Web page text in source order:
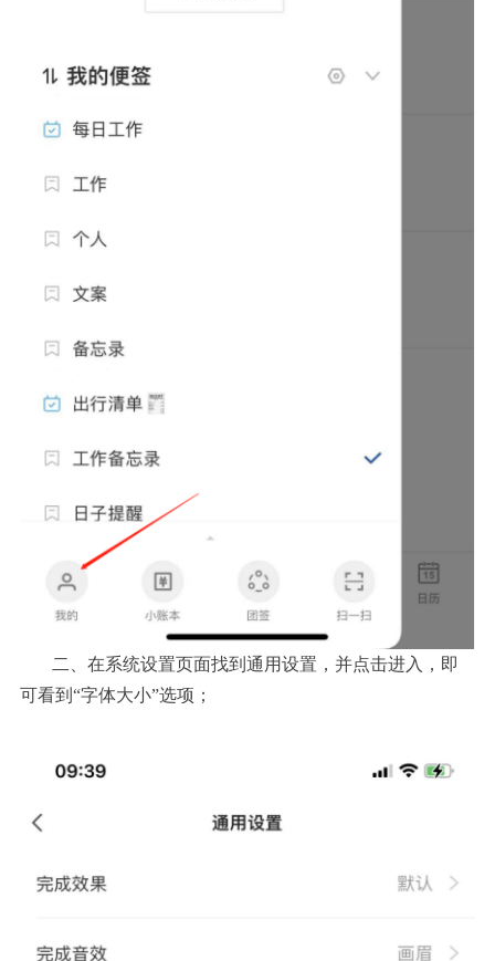
二、在系统设置页面找到通用设置，并点击进入，即
可看到“字体大小”选项；